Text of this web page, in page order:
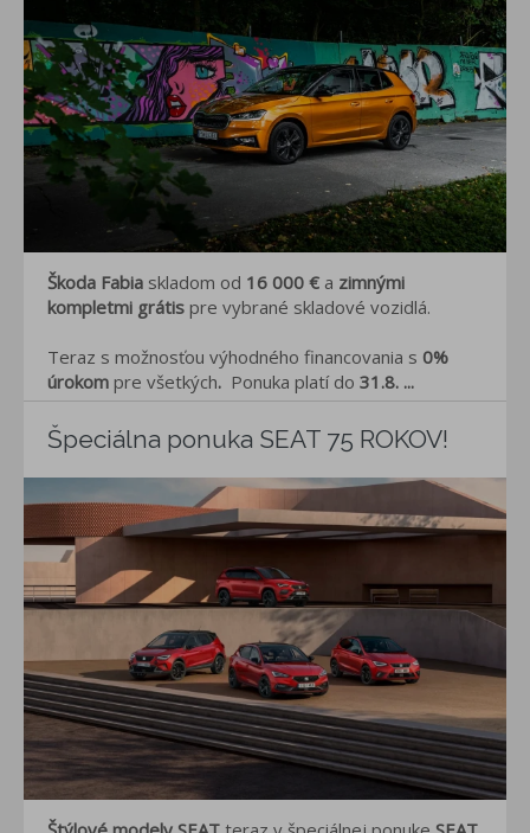
Škoda Fabia skladom od 16 000 € a zimnými
kompletmi grátis pre vybrané skladové vozidlá.
Teraz s možnosťou výhodného financovania s 0%
úrokom pre všetkých. Ponuka platí do 31.8. ...
Špeciálna ponuka SEAT 75 ROKOV!